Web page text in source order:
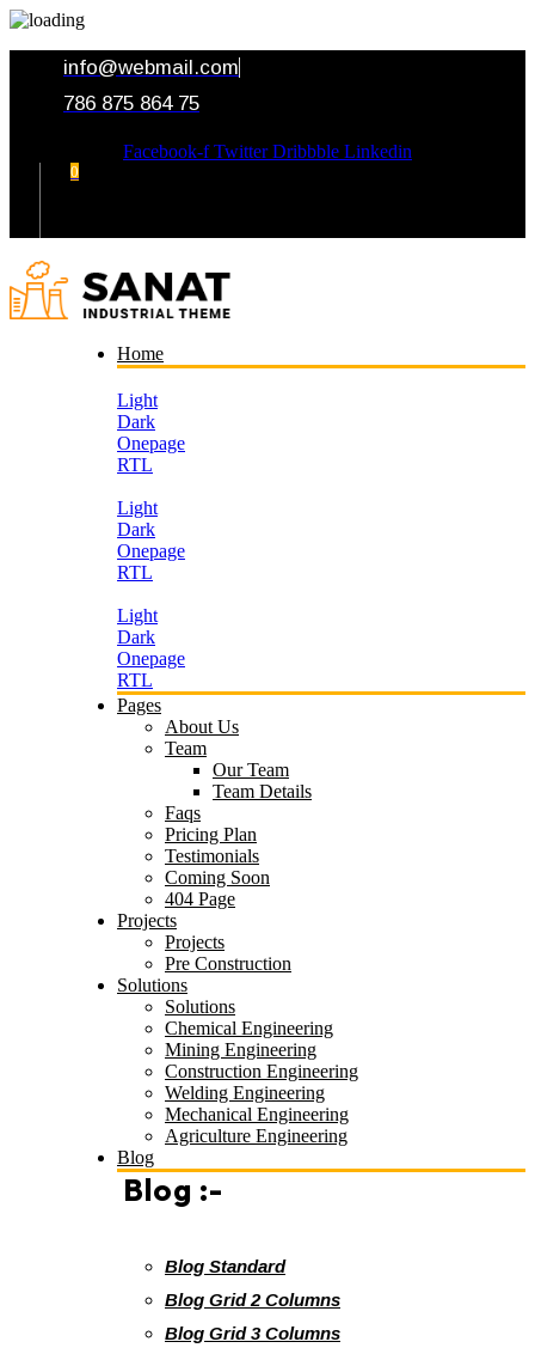
info@webmail.com
786 875 864 75
Facebook-f Twitter Dribbble Linkedin
0
Home
Light
Dark
Onepage
RTL
Light
Dark
Onepage
RTL
Light
Dark
Onepage
RTL
Pages
About Us
Team
Our Team
Team Details
Faqs
Pricing Plan
Testimonials
Coming Soon
404 Page
Projects
Projects
Pre Construction
Solutions
Solutions
Chemical Engineering
Mining Engineering
Construction Engineering
Welding Engineering
Mechanical Engineering
Agriculture Engineering
Blog
Blog :-
Blog Standard
Blog Grid 2 Columns
Blog Grid 3 Columns